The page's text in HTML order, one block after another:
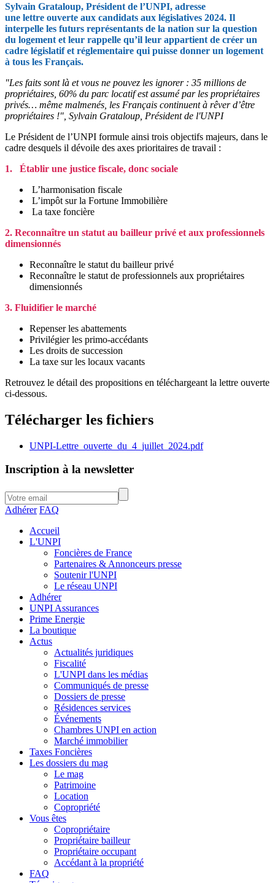
Sylvain Grataloup, Président de l’UNPI, adresse
une lettre ouverte aux candidats aux législatives 2024. Il
interpelle les futurs représentants de la nation sur la question
du logement et leur rappelle qu’il leur appartient de créer un
cadre législatif et réglementaire qui puisse donner un logement
à tous les Français.
"Les faits sont là et vous ne pouvez les ignorer : 35 millions de
propriétaires, 60% du parc locatif est assumé par les propriétaires
privés… même malmenés, les Français continuent à rêver d’être
propriétaires !", Sylvain Grataloup, Président de l'UNPI
Le Président de l’UNPI formule ainsi trois objectifs majeurs, dans le
cadre desquels il dévoile des axes prioritaires de travail :
1.
Établir une justice fiscale, donc sociale
L’harmonisation fiscale
L’impôt sur la Fortune Immobilière
La taxe foncière
2. Reconnaître un statut au bailleur privé et aux professionnels
dimensionnés
Reconnaître le statut du bailleur privé
Reconnaître le statut de professionnels aux propriétaires
dimensionnés
3. Fluidifier le marché
Repenser les abattements
Privilégier les primo-accédants
Les droits de succession
La taxe sur les locaux vacants
Retrouvez le détail des propositions en téléchargeant la lettre ouverte
ci-dessous.
Télécharger les fichiers
UNPI-Lettre_ouverte_du_4_juillet_2024.pdf
Inscription à la newsletter
Adhérer FAQ
Accueil
L'UNPI
Foncières de France
Partenaires & Annonceurs presse
Soutenir l'UNPI
Le réseau UNPI
Adhérer
UNPI Assurances
Prime Energie
La boutique
Actus
Actualités juridiques
Fiscalité
L'UNPI dans les médias
Communiqués de presse
Dossiers de presse
Résidences services
Événements
Chambres UNPI en action
Marché immobilier
Taxes Foncières
Les dossiers du mag
Le mag
Patrimoine
Location
Copropriété
Vous êtes
Copropriétaire
Propriétaire bailleur
Propriétaire occupant
Accédant à la propriété
FAQ